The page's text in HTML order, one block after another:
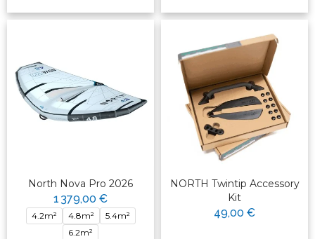
North Nova Pro 2026
1 379,00 €
4.2m² 4.8m²
5.4m²
6.2m²
NORTH Twintip Accessory
Kit
49,00 €